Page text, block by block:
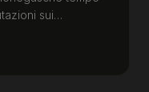
sui